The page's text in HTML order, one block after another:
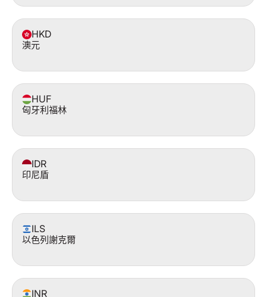
HKD
澳元
HUF
匈牙利福林
IDR
印尼盾
ILS
以色列謝克爾
INR